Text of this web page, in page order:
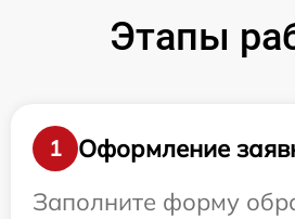
Этапы
1
Оформление
Заполните форму